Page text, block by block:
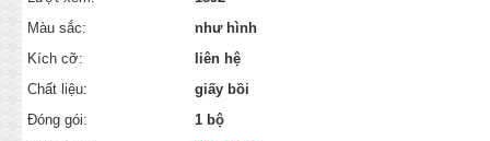
Màu sắc:
như hình
Kích cỡ:
liên hệ
Chất liệu:
giấy bồi
Đóng gói:
1 bộ